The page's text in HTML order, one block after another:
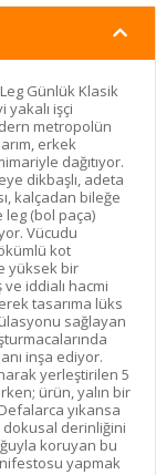
Günlük Klasik
yakalı işçi
metropolün
erkek
dağıtıyor.
dikbaşlı, adeta
kalçadan bileğe
leg (bol paça)
Vücudu
kot
yüksek bir
iddialı hacmi
tasarıma lüks
sağlayan
inşa ediyor.
yerleştirilen 5
ürün, yalın bir
yıkansa
derinliğini
koruyan bu
yapmak